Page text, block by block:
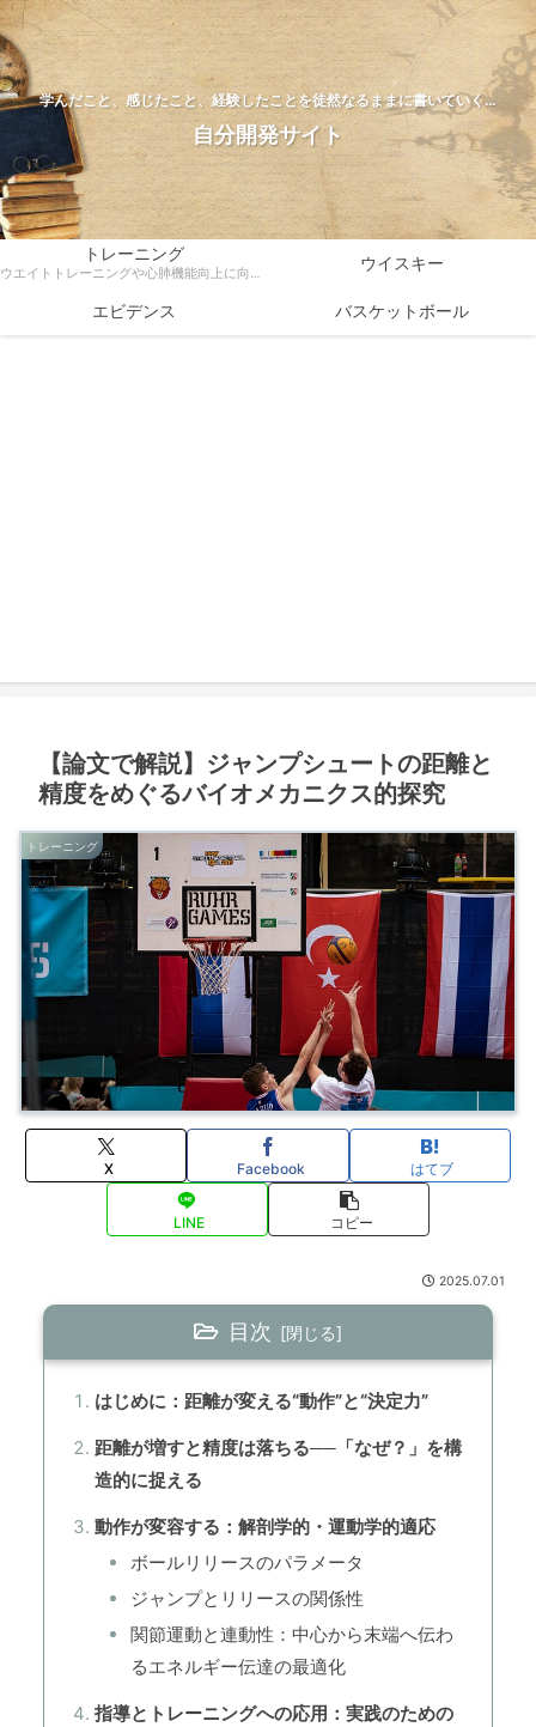
学んだこと、感じたこと、経験したことを徒然なるままに書いていく…
自分開発サイト
トレーニング
ウエイトトレーニングや心肺機能向上に向けたトレーニング方法、ダイエットなどトレーニングに関する様々な情報を科学的根拠をもとに解説 ウイスキー
エビデンス バスケットボール
【論文で解説】ジャンプシュートの距離と
精度をめぐるバイオメカニクス的探究
トレーニング
X Facebook はてブ
LINE コピー
2025.07.01
目次
はじめに：距離が変える“動作”と“決定力”
距離が増すと精度は落ちる──「なぜ？」を構
造的に捉える
動作が変容する：解剖学的・運動学的適応
ボールリリースのパラメータ
ジャンプとリリースの関係性
関節運動と連動性：中心から末端へ伝わ
るエネルギー伝達の最適化
指導とトレーニングへの応用：実践のための